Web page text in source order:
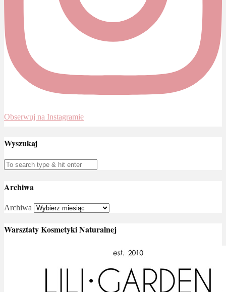
Obserwuj na Instagramie
Wyszukaj
Archiwa
Archiwa
Warsztaty Kosmetyki Naturalnej